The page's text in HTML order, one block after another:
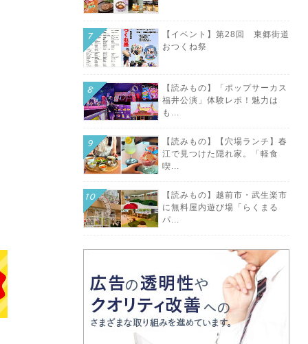
【イベント】第28回 東郷街道
おつくね祭
【読みもの】「ポップサーカス
福井公演」体験レポ！魅力は
も...
【読みもの】【穴場ランチ】春
江で見つけた隠れ家。「軽食
喫...
【読みもの】越前市・武生楽市
に無料屋内遊び場「らくまる
パ...